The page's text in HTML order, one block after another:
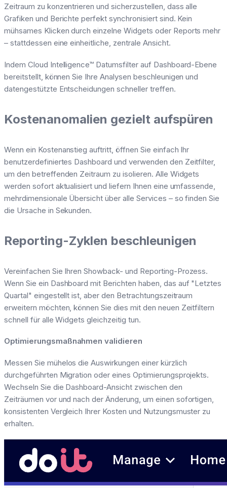
Zeitraum zu konzentrieren und sicherzustellen, dass alle
Grafiken und Berichte perfekt synchronisiert sind. Kein
mühsames Klicken durch einzelne Widgets oder Reports mehr
– stattdessen eine einheitliche, zentrale Ansicht.
Indem Cloud Intelligence™ Datumsfilter auf Dashboard-Ebene
bereitstellt, können Sie Ihre Analysen beschleunigen und
datengestützte Entscheidungen schneller treffen.
Kostenanomalien gezielt aufspüren
Wenn ein Kostenanstieg auftritt, öffnen Sie einfach Ihr
benutzerdefiniertes Dashboard und verwenden den Zeitfilter,
um den betreffenden Zeitraum zu isolieren. Alle Widgets
werden sofort aktualisiert und liefern Ihnen eine umfassende,
mehrdimensionale Übersicht über alle Services – so finden Sie
die Ursache in Sekunden.
Reporting-Zyklen beschleunigen
Vereinfachen Sie Ihren Showback- und Reporting-Prozess.
Wenn Sie ein Dashboard mit Berichten haben, das auf "Letztes
Quartal" eingestellt ist, aber den Betrachtungszeitraum
erweitern möchten, können Sie dies mit den neuen Zeitfiltern
schnell für alle Widgets gleichzeitig tun.
Optimierungsmaßnahmen validieren
Messen Sie mühelos die Auswirkungen einer kürzlich
durchgeführten Migration oder eines Optimierungsprojekts.
Wechseln Sie die Dashboard-Ansicht zwischen den
Zeiträumen vor und nach der Änderung, um einen sofortigen,
konsistenten Vergleich Ihrer Kosten und Nutzungsmuster zu
erhalten.